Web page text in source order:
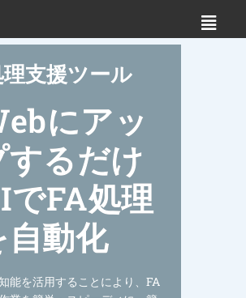
理支援ツール
にアッ
するだけ
FA処理
自動化
能を活用することにより、FA